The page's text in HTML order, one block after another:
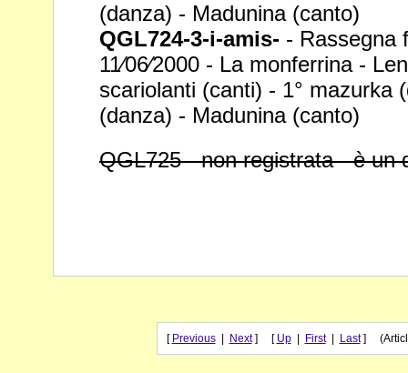
(danza) - Madunina (canto)
QGL724-3-i-amis- - Rassegna
11⁄06⁄2000 - La monferrina -
scariolanti (canti) - 1° mazurka
(danza) - Madunina (canto)
QGL725 - non registrata - è un
[ Previous| Next] [ Up| First| Last]